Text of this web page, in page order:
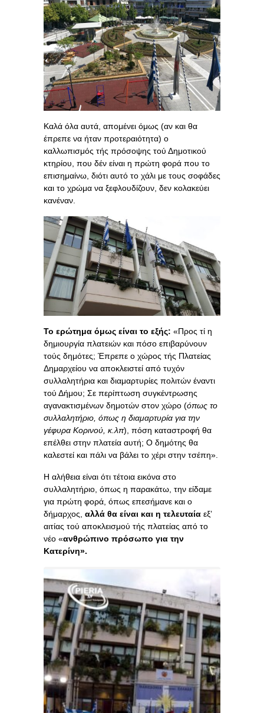
Καλά όλα αυτά, απομένει όμως (αν και θα
έπρεπε να ήταν προτεραιότητα) ο
καλλωπισμός τής πρόσοψης τού Δημοτικού
κτηρίου, που δέν είναι η πρώτη φορά που το
επισημαίνω, διότι αυτό το χάλι με τους σοφάδες
και το χρώμα να ξεφλουδίζουν, δεν κολακεύει
κανέναν.
Το ερώτημα όμως είναι το εξής: «Προς τί η
δημιουργία πλατειών και πόσο επιβαρύνουν
τούς δημότες; Έπρεπε ο χώρος τής Πλατείας
Δημαρχείου να αποκλειστεί από τυχόν
συλλαλητήρια και διαμαρτυρίες πολιτών έναντι
τού Δήμου; Σε περίπτωση συγκέντρωσης
αγανακτισμένων δημοτών στον χώρο (όπως το
συλλαλητήριο, όπως η διαμαρτυρία για την
γέφυρα Κορινού, κ.λπ), πόση καταστροφή θα
επέλθει στην πλατεία αυτή; Ο δημότης θα
καλεστεί και πάλι να βάλει το χέρι στην τσέπη».
Η αλήθεια είναι ότι τέτοια εικόνα στο
συλλαλητήριο, όπως η παρακάτω, την είδαμε
για πρώτη φορά, όπως επεσήμανε και ο
δήμαρχος, αλλά θα είναι και η τελευταία εξ’
αιτίας τού αποκλεισμού τής πλατείας από το
νέο «ανθρώπινο πρόσωπο για την
Κατερίνη».